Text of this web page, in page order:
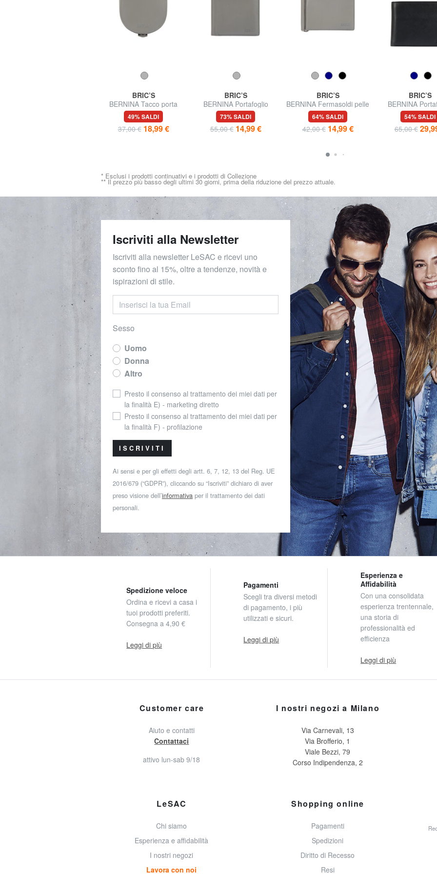
BRIC’S
BERNINA Tacco porta
monete in pelle
49% SALDI
37,00 € 18,99 €
BRIC’S
BERNINA Portafoglio
portamonete pelle
73% SALDI
55,00 € 14,99 €
BRIC’S
BERNINA Fermasoldi pelle
64% SALDI
42,00 € 14,99 €
BRIC’S
BERNINA
Uomo in
54% SALDI
65,00 €
* Esclusi i prodotti continuativi e i prodotti di Collezione
** Il prezzo più basso degli ultimi 30 giorni, prima della riduzione del prezzo attuale.
Iscriviti alla Newsletter
Iscriviti alla newsletter LeSAC e ricevi uno
sconto fino al 15%, oltre a tendenze, novità e
ispirazioni di stile.
Sesso
Uomo
Donna
Altro
Presto il consenso al trattamento dei miei dati per
la finalità E) - marketing diretto
Presto il consenso al trattamento dei miei dati per
la finalità F) - profilazione
ISCRIVITI
Ai sensi e per gli effetti degli artt. 6, 7, 12, 13 del Reg. UE
2016/679 (“GDPR”), cliccando su “Iscriviti” dichiaro di aver
preso visione dell’informativa per il trattamento dei dati
personali.
Spedizione veloce
Ordina e ricevi a casa i
tuoi prodotti preferiti.
Consegna a 4,90 €
Leggi di più
Pagamenti
Scegli tra diversi metodi
di pagamento, i più
utilizzati e sicuri.
Leggi di più
Esperienza e
Affidabilità
Con una consolidata
esperienza trentennale,
una storia di
professionalità ed
efficienza
Leggi di più
Customer care
Aiuto e contatti
Contattaci
attivo lun-sab 9/18
I nostri negozi a Milano
Via Carnevali, 13
Via Brofferio, 1
Viale Bezzi, 79
Corso Indipendenza, 2
LeSAC
Chi siamo
Esperienza e affidabilità
I nostri negozi
Lavora con noi
Shopping online
Pagamenti
Spedizioni
Diritto di Recesso
Resi